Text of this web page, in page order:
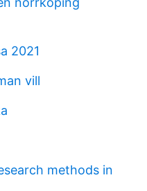
2021
vill
methods in